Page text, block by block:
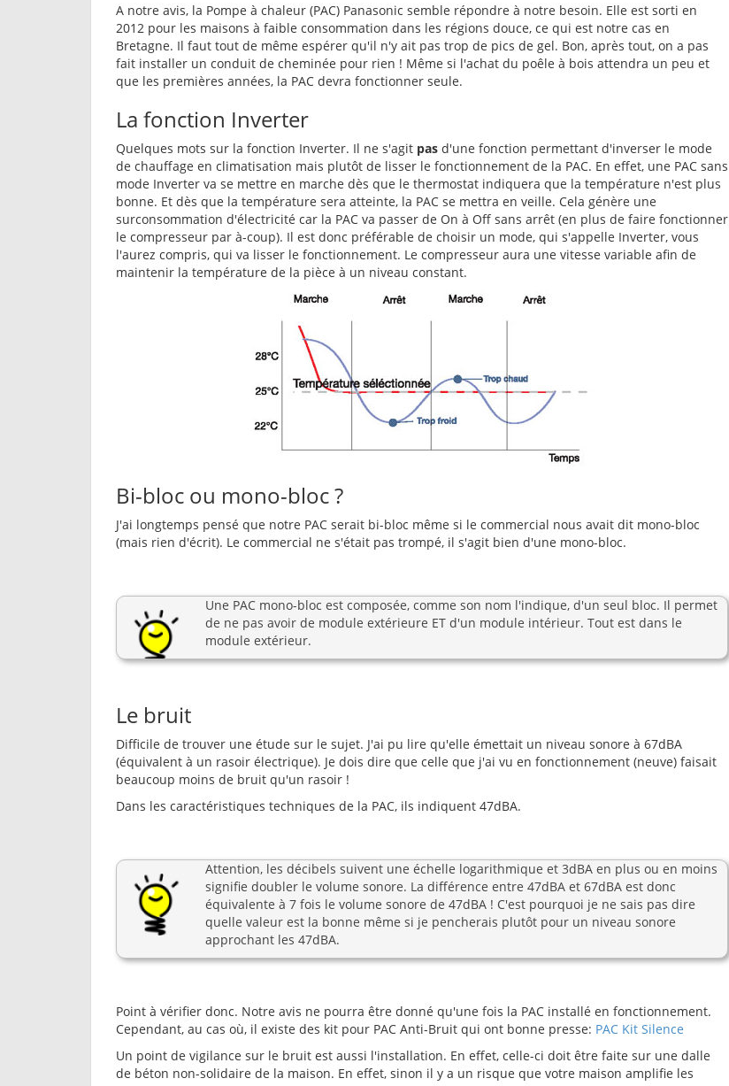
A notre avis, la Pompe à chaleur (PAC) Panasonic semble répondre à notre besoin. Elle est sorti en
2012 pour les maisons à faible consommation dans les régions douce, ce qui est notre cas en
Bretagne. Il faut tout de même espérer qu'il n'y ait pas trop de pics de gel. Bon, après tout, on a pas
fait installer un conduit de cheminée pour rien ! Même si l'achat du poêle à bois attendra un peu et
que les premières années, la PAC devra fonctionner seule.
La fonction Inverter
Quelques mots sur la fonction Inverter. Il ne s'agit pas d'une fonction permettant d'inverser le mode
de chauffage en climatisation mais plutôt de lisser le fonctionnement de la PAC. En effet, une PAC sans
mode Inverter va se mettre en marche dès que le thermostat indiquera que la température n'est plus
bonne. Et dès que la température sera atteinte, la PAC se mettra en veille. Cela génère une
surconsommation d'électricité car la PAC va passer de On à Off sans arrêt (en plus de faire fonctionner
le compresseur par à-coup). Il est donc préférable de choisir un mode, qui s'appelle Inverter, vous
l'aurez compris, qui va lisser le fonctionnement. Le compresseur aura une vitesse variable afin de
maintenir la température de la pièce à un niveau constant.
Bi-bloc ou mono-bloc ?
J'ai longtemps pensé que notre PAC serait bi-bloc même si le commercial nous avait dit mono-bloc
(mais rien d'écrit). Le commercial ne s'était pas trompé, il s'agit bien d'une mono-bloc.
Une PAC mono-bloc est composée, comme son nom l'indique, d'un seul bloc. Il permet
de ne pas avoir de module extérieure ET d'un module intérieur. Tout est dans le
module extérieur.
Le bruit
Difficile de trouver une étude sur le sujet. J'ai pu lire qu'elle émettait un niveau sonore à 67dBA
(équivalent à un rasoir électrique). Je dois dire que celle que j'ai vu en fonctionnement (neuve) faisait
beaucoup moins de bruit qu'un rasoir !
Dans les caractéristiques techniques de la PAC, ils indiquent 47dBA.
Attention, les décibels suivent une échelle logarithmique et 3dBA en plus ou en moins
signifie doubler le volume sonore. La différence entre 47dBA et 67dBA est donc
équivalente à 7 fois le volume sonore de 47dBA ! C'est pourquoi je ne sais pas dire
quelle valeur est la bonne même si je pencherais plutôt pour un niveau sonore
approchant les 47dBA.
Point à vérifier donc. Notre avis ne pourra être donné qu'une fois la PAC installé en fonctionnement.
Cependant, au cas où, il existe des kit pour PAC Anti-Bruit qui ont bonne presse: PAC Kit Silence
Un point de vigilance sur le bruit est aussi l'installation. En effet, celle-ci doit être faite sur une dalle
de béton non-solidaire de la maison. En effet, sinon il y a un risque que votre maison amplifie les